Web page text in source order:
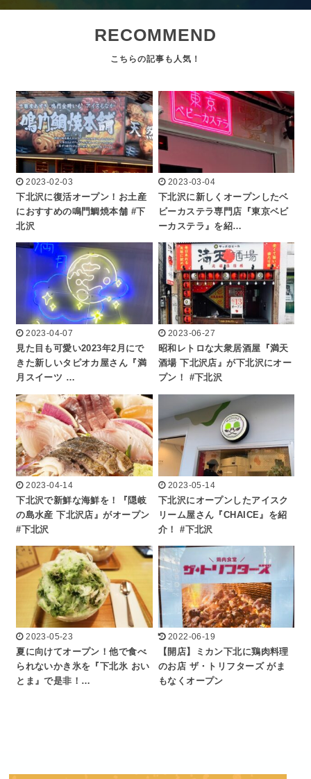
RECOMMEND
2023-02-03
下北沢に復活オープン！お土産
におすすめの鳴門鯛焼本舗 #下
北沢
2023-03-04
下北沢に新しくオープンしたベ
ビーカステラ専門店『東京ベビ
ーカステラ』を紹…
2023-04-07
見た目も可愛い2023年2月にで
きた新しいタピオカ屋さん『満
月スイーツ …
2023-06-27
昭和レトロな大衆居酒屋『満天
酒場 下北沢店』が下北沢にオー
プン！ #下北沢
2023-04-14
下北沢で新鮮な海鮮を！『隠岐
の島水産 下北沢店』がオープン
#下北沢
2023-05-14
下北沢にオープンしたアイスク
リーム屋さん『CHAICE』を紹
介！ #下北沢
2023-05-23
夏に向けてオープン！他で食べ
られないかき氷を『下北氷 おい
とま』で是非！…
2022-06-19
【開店】ミカン下北に鶏肉料理
のお店 ザ・トリフターズ がま
もなくオープン